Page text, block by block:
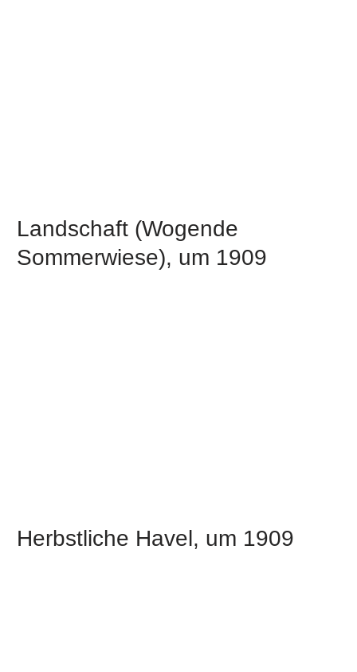
Landschaft (Wogende
Sommerwiese), um 1909
Herbstliche Havel, um 1909